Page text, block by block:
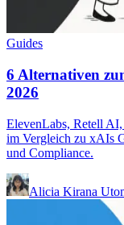
Guides
6 Alternativen
2026
ElevenLabs, Retell
im Vergleich zu xAIs
und Compliance.
Alicia Kirana